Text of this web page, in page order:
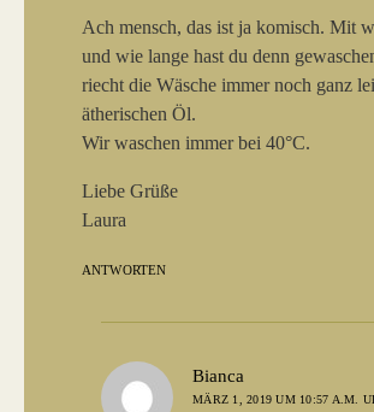
Ach mensch, das ist ja komisch. Mit
und wie lange hast du denn
riecht die Wäsche immer noch ganz
ätherischen Öl.
Wir waschen immer bei 40°C.
Liebe Grüße
Laura
ANTWORTEN
Bianca
MÄRZ 1, 2019 UM 10:57 A.M.